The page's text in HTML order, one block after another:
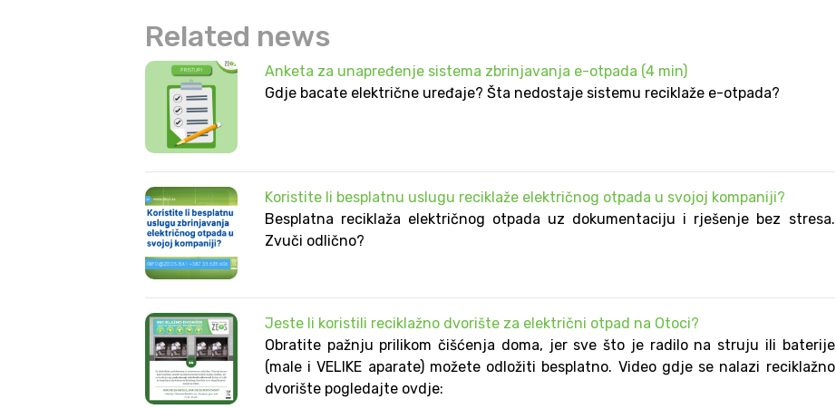
Related news
Anketa za unapređenje sistema zbrinjavanja e-otpada (4 min)
Gdje bacate električne uređaje? Šta nedostaje sistemu reciklaže e-otpada?
Koristite li besplatnu uslugu reciklaže električnog otpada u svojoj kompaniji?
Besplatna reciklaža električnog otpada uz dokumentaciju i rješenje bez stresa.
Zvuči odlično?
Jeste li koristili reciklažno dvorište za električni otpad na Otoci?
Obratite pažnju prilikom čišćenja doma, jer sve što je radilo na struju ili baterije
(male i VELIKE aparate) možete odložiti besplatno. Video gdje se nalazi reciklažno
dvorište pogledajte ovdje: